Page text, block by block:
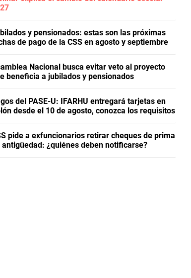
y pensionados: estas son las próximas
de pago de la CSS en agosto y septiembre
Nacional busca evitar veto al proyecto
beneficia a jubilados y pensionados
del PASE-U: IFARHU entregará tarjetas en
desde el 10 de agosto, conozca los requisitos
pide a exfuncionarios retirar cheques de prima
antigüedad: ¿quiénes deben notificarse?